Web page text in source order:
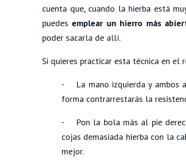
cuenta que, cuando la hierba está
puedes emplear un hierro más
poder sacarla de allí.
Si quieres practicar esta técnica en
- La mano izquierda y ambos
forma contrarrestarás la
- Pon la bola más al pie
cojas demasiada hierba con la
mejor.